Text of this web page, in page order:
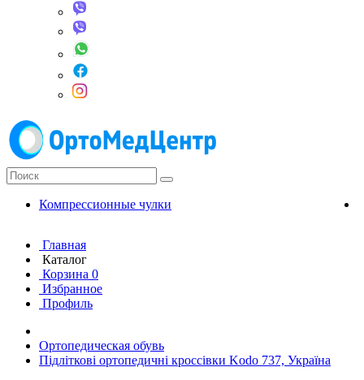
Компрессионные чулки
Главная
Каталог
Корзина 0
Избранное
Профиль
Ортопедическая обувь
Підліткові ортопедичні кроссівки Kodo 737, Україна